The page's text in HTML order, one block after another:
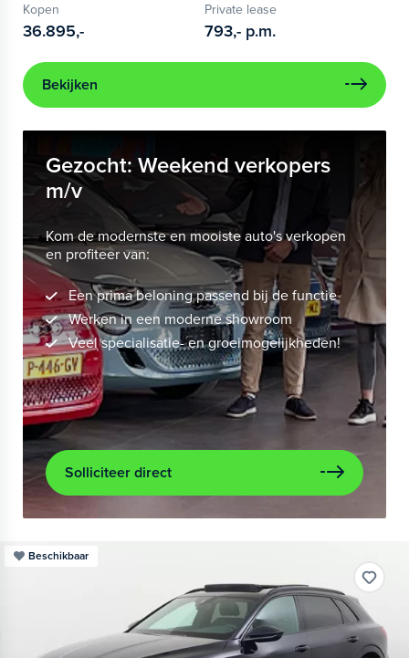
Kopen
36.895,-
Private lease
793,- p.m.
Bekijken
Gezocht: Weekend verkopers
m/v
Kom de modernste en mooiste auto's verkopen
en profiteer van:
Een prima beloning passend bij de functie
Werken in een moderne showroom
Veel specialisatie- en groeimogelijkheden!
Solliciteer direct
Beschikbaar